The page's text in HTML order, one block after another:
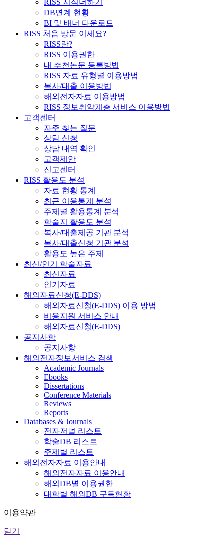
RISS 지식더하기
DB연계 현황
BI 및 배너 다운로드
RISS 처음 방문 이세요?
RISS란?
RISS 이용권한
내 추천논문 등록방법
RISS 자료 유형별 이용방법
복사/대출 이용방법
해외전자자료 이용방법
RISS 정보취약계층 서비스 이용방법
고객센터
자주 찾는 질문
상담 신청
상담 내역 확인
고객제안
신고센터
RISS 활용도 분석
자료 현황 통계
최근 이용통계 분석
주제별 활용통계 분석
학술지 활용도 분석
복사/대출제공 기관 분석
복사/대출신청 기관 분석
활용도 높은 주제
최신/인기 학술자료
최신자료
인기자료
해외자료신청(E-DDS)
해외자료신청(E-DDS) 이용 방법
비용지원 서비스 안내
해외자료신청(E-DDS)
공지사항
공지사항
해외전자정보서비스 검색
Academic Journals
Ebooks
Dissertations
Conference Materials
Reviews
Reports
Databases & Journals
전자저널 리스트
학술DB 리스트
주제별 리스트
해외전자자료 이용안내
해외전자자료 이용안내
해외DB별 이용권한
대학별 해외DB 구독현황
이용약관
닫기